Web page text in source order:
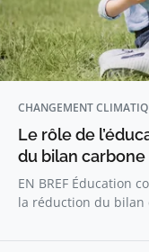
CHANGEMENT
Le rôle de
du bilan carbone
EN BREF Éducation
la réduction du bilan